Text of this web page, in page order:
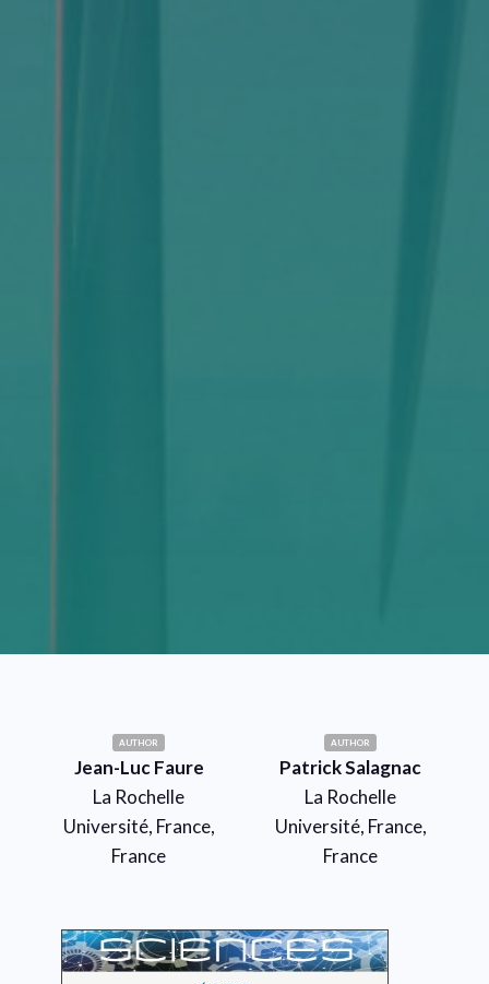
AUTHOR
Jean-Luc Faure
La Rochelle
Université, France,
France
AUTHOR
Patrick Salagnac
La Rochelle
Université, France,
France